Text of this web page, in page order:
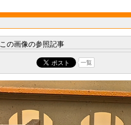
この画像の参照記事
一覧